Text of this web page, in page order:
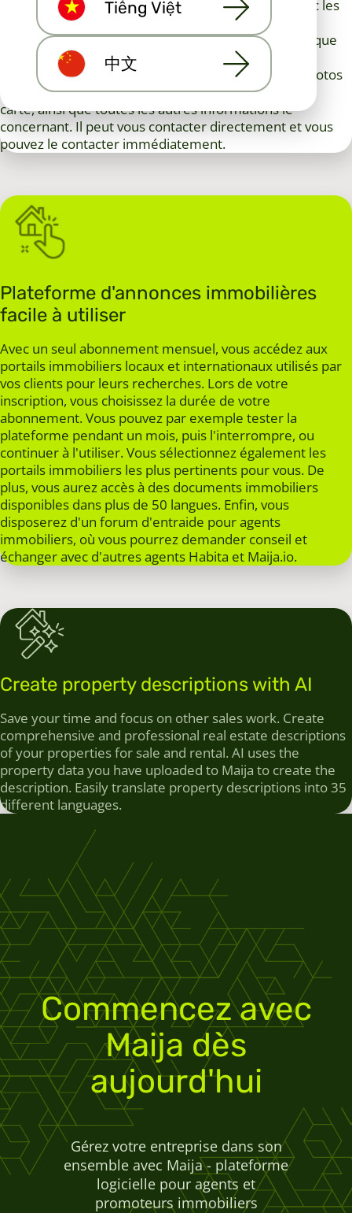
langues. La page d'accueil de votre bien s'ouvre avec les
couleurs de votre marque et vos coordonnées. Sa
structure est conçue pour être aussi lisible et claire que
possible pour les personnes à la recherche d'un
logement. Le client potentiel peut y consulter les photos
de l'appartement, son plan et sa localisation sur une
carte, ainsi que toutes les autres informations le
concernant. Il peut vous contacter directement et vous
pouvez le contacter immédiatement.
Plateforme d'annonces immobilières
facile à utiliser
Avec un seul abonnement mensuel, vous accédez aux
portails immobiliers locaux et internationaux utilisés par
vos clients pour leurs recherches. Lors de votre
inscription, vous choisissez la durée de votre
abonnement. Vous pouvez par exemple tester la
plateforme pendant un mois, puis l'interrompre, ou
continuer à l'utiliser. Vous sélectionnez également les
portails immobiliers les plus pertinents pour vous. De
plus, vous aurez accès à des documents immobiliers
disponibles dans plus de 50 langues. Enfin, vous
disposerez d'un forum d'entraide pour agents
immobiliers, où vous pourrez demander conseil et
échanger avec d'autres agents Habita et Maija.io.
Create property descriptions with AI
Save your time and focus on other sales work. Create
comprehensive and professional real estate descriptions
of your properties for sale and rental. AI uses the
property data you have uploaded to Maija to create the
description. Easily translate property descriptions into 35
different languages.
Commencez avec
Maija dès
aujourd'hui
Gérez votre entreprise dans son
ensemble avec Maija - plateforme
logicielle pour agents et
promoteurs immobiliers
Tiếng Việt
中文